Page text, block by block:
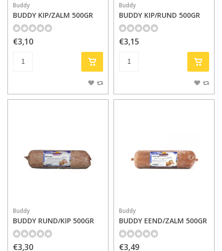
Buddy
BUDDY KIP/ZALM 500GR
€3,10
Buddy
BUDDY KIP/RUND 500GR
€3,15
Buddy
BUDDY RUND/KIP 500GR
€3,30
Buddy
BUDDY EEND/ZALM 500GR
€3,49